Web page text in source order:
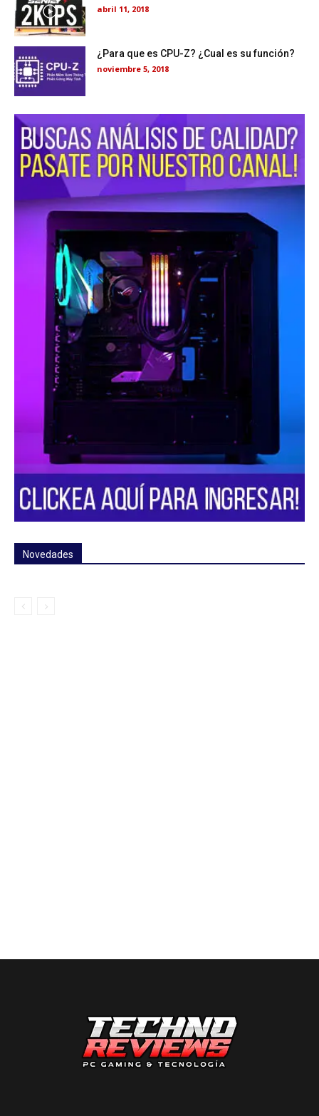
abril 11, 2018
¿Para que es CPU-Z? ¿Cual es su función?
noviembre 5, 2018
Novedades